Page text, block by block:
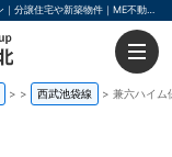
兼六ハイム保谷 埼玉県新座市野寺4丁目｜1,880万円の中古マンション｜分譲住宅や新築物件｜ME不動産城北
> 西武池袋線 兼六ハイム